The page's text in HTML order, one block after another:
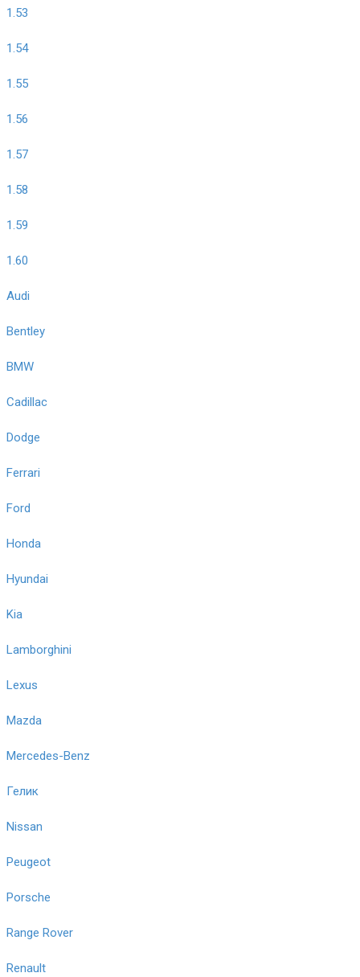
1.53
1.54
1.55
1.56
1.57
1.58
1.59
1.60
Audi
Bentley
BMW
Cadillac
Dodge
Ferrari
Ford
Honda
Hyundai
Kia
Lamborghini
Lexus
Mazda
Mercedes-Benz
Гелик
Nissan
Peugeot
Porsche
Range Rover
Renault